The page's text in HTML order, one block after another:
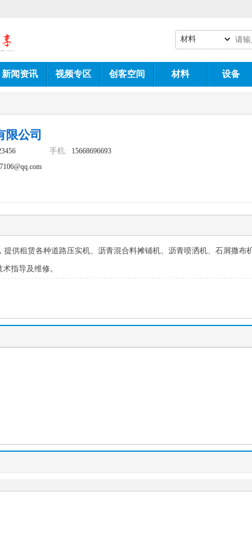
新闻资讯 视频专区 创客空间 材料 设备
限公司
手机: 15668696693
供租赁各种道路压实机、沥青混合料摊铺机、沥青喷洒机、石屑撒布
指导及维修。